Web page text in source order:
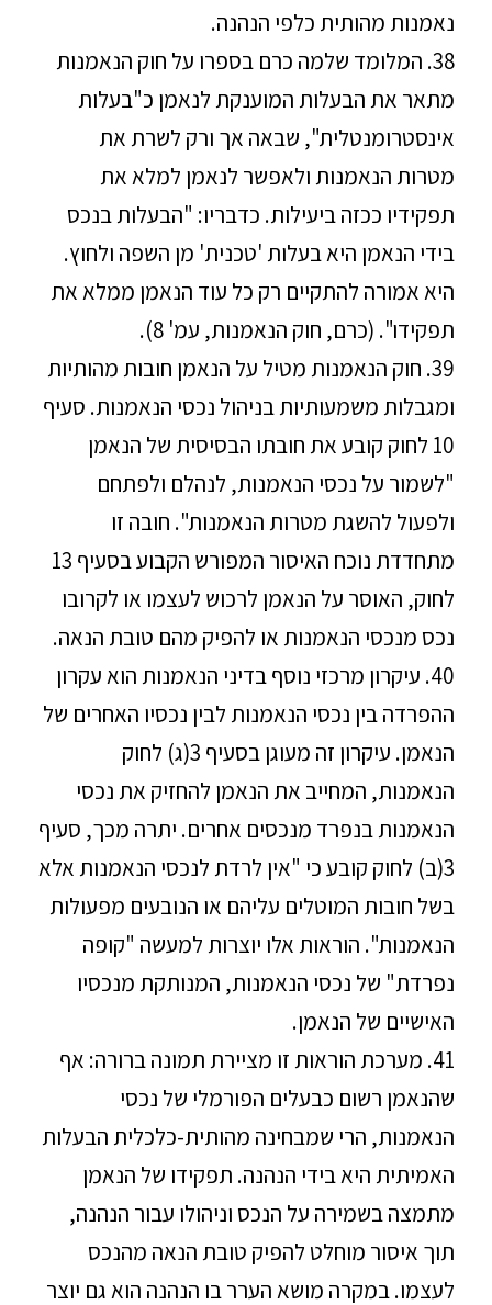
נאמנות מהותית כלפי הנהנה.
38. המלומד שלמה כרם בספרו על חוק הנאמנות
מתאר את הבעלות המוענקת לנאמן כ"בעלות
אינסטרומנטלית", שבאה אך ורק לשרת את
מטרות הנאמנות ולאפשר לנאמן למלא את
תפקידיו ככזה ביעילות. כדבריו: "הבעלות בנכס
בידי הנאמן היא בעלות 'טכנית' מן השפה ולחוץ.
היא אמורה להתקיים רק כל עוד הנאמן ממלא את
תפקידו". (כרם, חוק הנאמנות, עמ' 8).
39. חוק הנאמנות מטיל על הנאמן חובות מהותיות
ומגבלות משמעותיות בניהול נכסי הנאמנות. סעיף
10 לחוק קובע את חובתו הבסיסית של הנאמן
"לשמור על נכסי הנאמנות, לנהלם ולפתחם
ולפעול להשגת מטרות הנאמנות". חובה זו
מתחדדת נוכח האיסור המפורש הקבוע בסעיף 13
לחוק, האוסר על הנאמן לרכוש לעצמו או לקרובו
נכס מנכסי הנאמנות או להפיק מהם טובת הנאה.
40. עיקרון מרכזי נוסף בדיני הנאמנות הוא עקרון
ההפרדה בין נכסי הנאמנות לבין נכסיו האחרים של
הנאמן. עיקרון זה מעוגן בסעיף 3(ג) לחוק
הנאמנות, המחייב את הנאמן להחזיק את נכסי
הנאמנות בנפרד מנכסים אחרים. יתרה מכך, סעיף
3(ב) לחוק קובע כי "אין לרדת לנכסי הנאמנות אלא
בשל חובות המוטלים עליהם או הנובעים מפעולות
הנאמנות". הוראות אלו יוצרות למעשה "קופה
נפרדת" של נכסי הנאמנות, המנותקת מנכסיו
האישיים של הנאמן.
41. מערכת הוראות זו מציירת תמונה ברורה: אף
שהנאמן רשום כבעלים הפורמלי של נכסי
הנאמנות, הרי שמבחינה מהותית-כלכלית הבעלות
האמיתית היא בידי הנהנה. תפקידו של הנאמן
מתמצה בשמירה על הנכס וניהולו עבור הנהנה,
תוך איסור מוחלט להפיק טובת הנאה מהנכס
לעצמו. במקרה מושא הערר בו הנהנה הוא גם יוצר